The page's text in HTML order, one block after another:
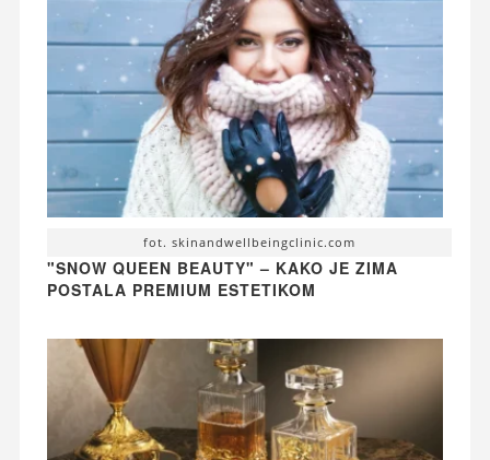
fot. skinandwellbeingclinic.com
"SNOW QUEEN BEAUTY" – KAKO JE ZIMA
POSTALA PREMIUM ESTETIKOM